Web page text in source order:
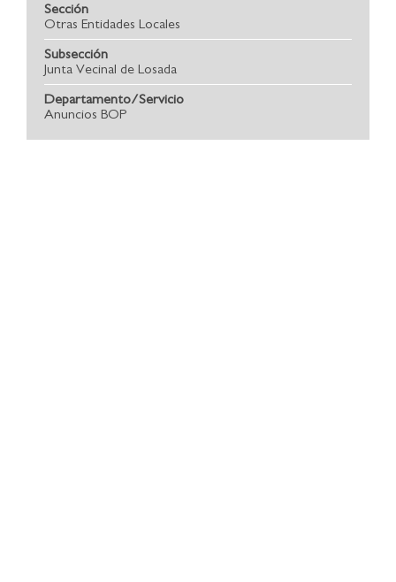
Sección
Otras Entidades Locales
Subsección
Junta Vecinal de Losada
Departamento/Servicio
Anuncios BOP